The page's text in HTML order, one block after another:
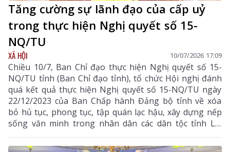
Tăng cường sự lãnh đạo của cấp uỷ
trong thực hiện Nghị quyết số 15-
NQ/TU
XÃ HỘI 10/07/2026 17:09
Chiều 10/7, Ban Chỉ đạo thực hiện Nghị quyết số 15-
NQ/TU tỉnh (Ban Chỉ đạo tỉnh), tổ chức Hội nghị đánh
quá kết quả thực hiện Nghị quyết số 15-NQ/TU ngày
22/12/2023 của Ban Chấp hành Đảng bộ tỉnh về xóa
bỏ hủ tục, phong tục, tập quán lạc hậu, xây dựng nếp
sống văn minh trong nhân dân các dân tộc tỉnh Lai
Châu (Nghị quyết số 15-NQ/TU) 6 tháng đầu năm;
triển khai nhiệm vụ 6 tháng cuối năm 2026.